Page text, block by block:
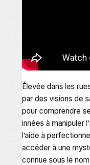
Élevée dans les
par des visions de
pour comprendre
innées à manipuler
l’aide à
accéder à une
connue sous le